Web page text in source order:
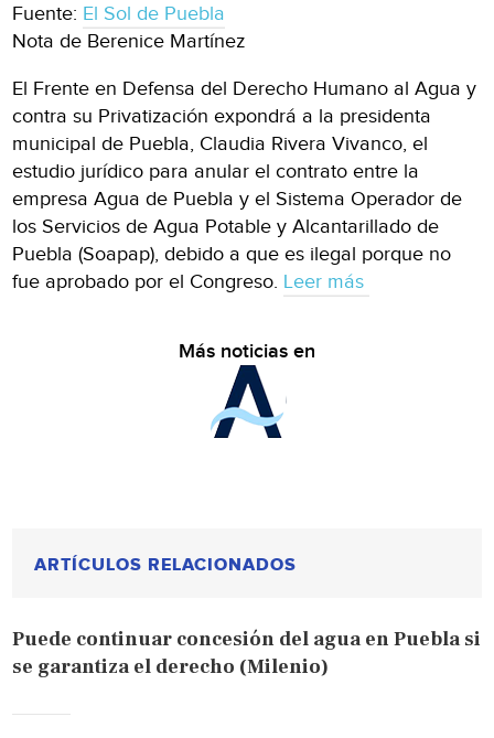
Fuente: El Sol de Puebla
Nota de Berenice Martínez
El Frente en Defensa del Derecho Humano al Agua y
contra su Privatización expondrá a la presidenta
municipal de Puebla, Claudia Rivera Vivanco, el
estudio jurídico para anular el contrato entre la
empresa Agua de Puebla y el Sistema Operador de
los Servicios de Agua Potable y Alcantarillado de
Puebla (Soapap), debido a que es ilegal porque no
fue aprobado por el Congreso. Leer más
Más noticias en
ARTÍCULOS RELACIONADOS
Puede continuar concesión del agua en Puebla si
se garantiza el derecho (Milenio)